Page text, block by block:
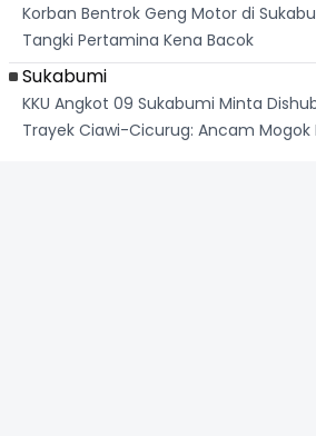
Korban Bentrok Geng Motor di
Tangki Pertamina Kena Bacok
Sukabumi
KKU Angkot 09 Sukabumi Minta
Trayek Ciawi-Cicurug: Ancam Mogok